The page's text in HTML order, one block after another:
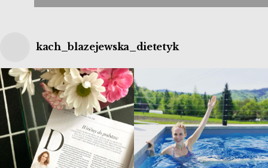
kach_blazejewska_dietetyk